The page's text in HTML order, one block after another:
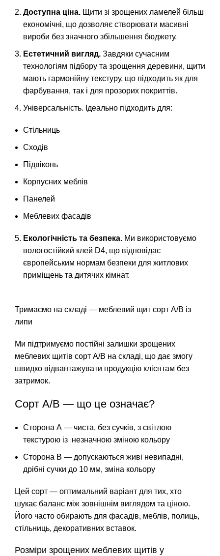
Доступна ціна. Щити зі зрощених ламелей більш
економічні, що дозволяє створювати масивні
вироби без значного збільшення бюджету.
Естетичний вигляд. Завдяки сучасним
технологіям підбору та зрощення деревини, щити
мають гармонійну текстуру, що підходить як для
фарбування, так і для прозорих покриттів.
Універсальність. Ідеально підходить для:
Стільниць
Сходів
Підвіконь
Корпусних меблів
Панелей
Меблевих фасадів
Екологічність та безпека. Ми використовуємо
вологостійкий клей D4, що відповідає
європейським нормам безпеки для житлових
приміщень та дитячих кімнат.
Тримаємо на складі — меблевий щит сорт А/В із
липи
Ми підтримуємо постійні залишки зрощених
меблевих щитів сорт А/В на складі, що дає змогу
швидко відвантажувати продукцію клієнтам без
затримок.
Сорт А/В — що це означає?
Сторона А — чиста, без сучків, з світлою
текстурою із незначною зміною кольору
Сторона B — допускаються живі невипадні,
дрібні сучки до 10 мм, зміна кольору
Цей сорт — оптимальний варіант для тих, хто
шукає баланс між зовнішнім виглядом та ціною.
Його часто обирають для фасадів, меблів, полиць,
стільниць, декоративних вставок.
Розміри зрощених меблевих щитів у